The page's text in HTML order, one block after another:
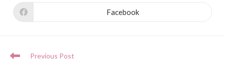
Facebook
Previous Post